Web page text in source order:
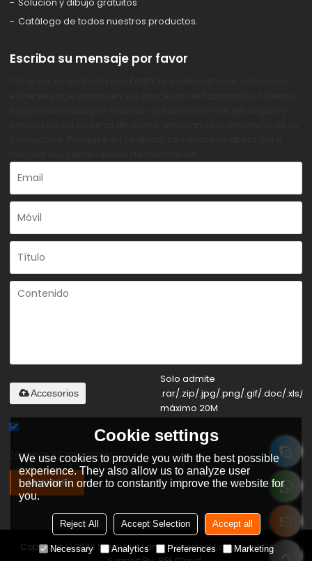
Catálogo de todos nuestros productos.
Escriba su mensaje por favor
Solo admite
.rar/.zip/.jpg/.png/.gif/.doc/.xls/
máximo 20M
Accesorios
He leido y acepto los Términos y Condiciones de este servicio,
Términos y Condiciones
MANDAR
Copyright © 2026 Shenzhen Fanty Machinery Equipment Co., Ltd
Cookie settings
We use cookies to provide you with the best possible
experience. They also allow us to analyze user
behavior in order to constantly improve the website for
you.
Reject All Accept Selection Accept all
Necessary Analytics Preferences Marketing